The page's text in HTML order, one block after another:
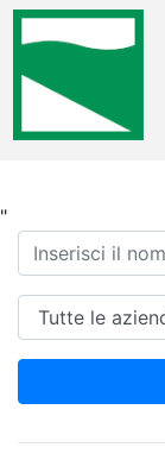
"
Ricerca
Azienda